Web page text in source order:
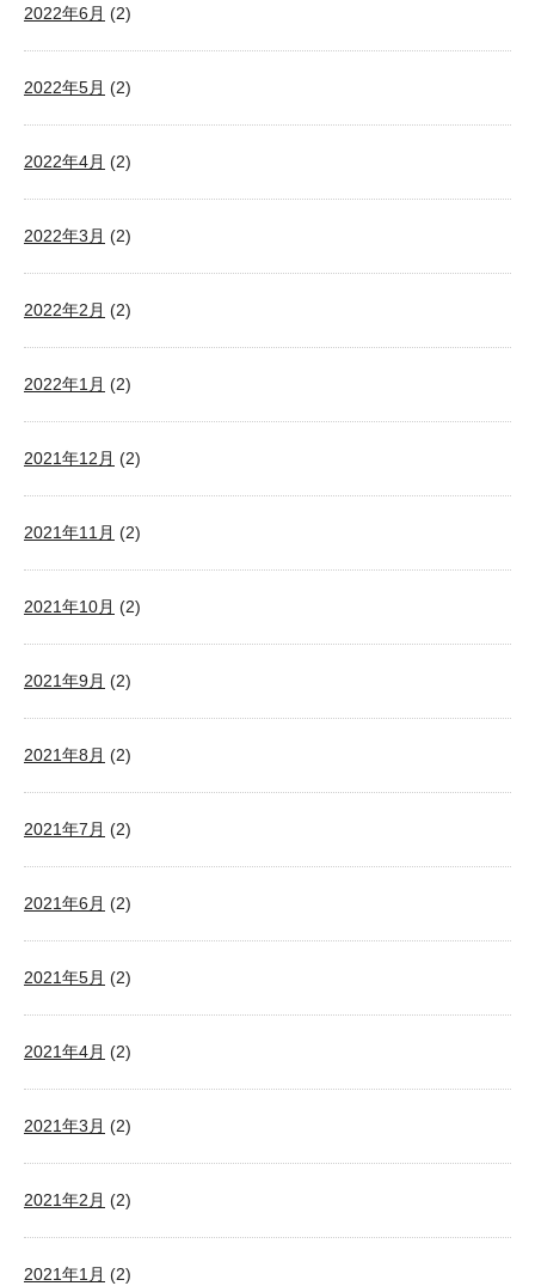
2022年6月 (2)
2022年5月 (2)
2022年4月 (2)
2022年3月 (2)
2022年2月 (2)
2022年1月 (2)
2021年12月 (2)
2021年11月 (2)
2021年10月 (2)
2021年9月 (2)
2021年8月 (2)
2021年7月 (2)
2021年6月 (2)
2021年5月 (2)
2021年4月 (2)
2021年3月 (2)
2021年2月 (2)
2021年1月 (2)